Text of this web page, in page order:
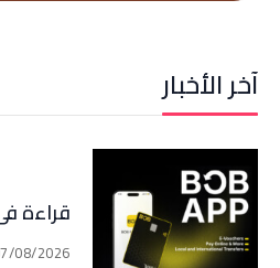
آخر الأخبار
قراءة
08/2026